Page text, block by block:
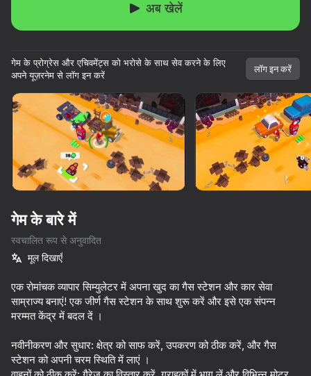
10,000 से अधिक गेम।
सभी मुफ्त। सभी आपके।
सभी मुफ्त।
सभी आपके।
शुरू करें
Magnetic Fishing
61
76
82 62
अब खेलें
गेम के प्रोग्रेस और एचिवमेंट्स को भरोसे के साथ सेव करने के लिए
अपने यूज़रनेम से लॉग इन करें
लॉग इन करें
गेम के बारे में
स्वचालित रूप से अनुवादित
मूल दिखाएँ
एक रोमांचक व्यापार सिम्युलेटर में अपना खुद का गैस स्टेशन और कार सेवा
साम्राज्य बनाएं! एक जीर्ण गैस स्टेशन के साथ शुरू करें और इसे एक संपन्न
मरम्मत केंद्र में बदल दें ।
नवीनीकरण और सुधार: क्षेत्र को साफ करें, उपकरण को ठीक करें, और गैस
स्टेशन को अपनी चरम स्थिति में लाएं ।